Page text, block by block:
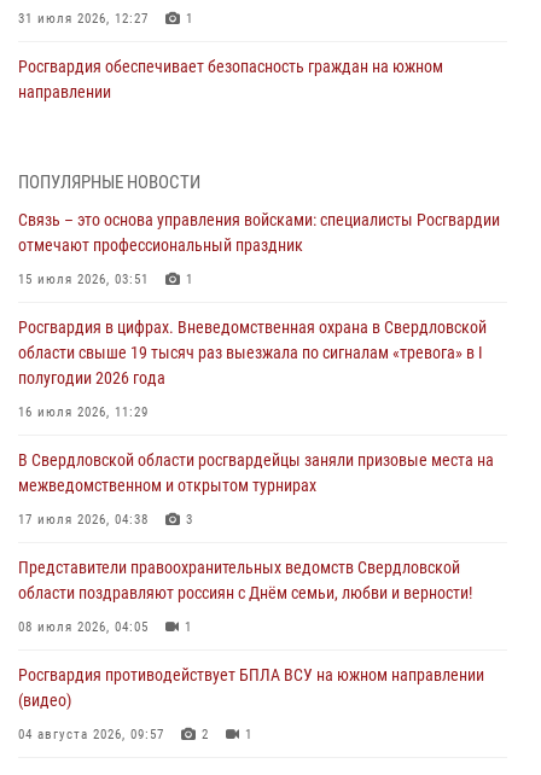
31 июля 2026, 12:27 1
Росгвардия обеспечивает безопасность граждан на южном
направлении
Представитель Управления Росгвардии по Свердловской области
«Телекон»
30 июля 2026, 11:33
спартакиады «Динамо» памяти погибшего офицера милиции
Православные священники поддержали росгвардейцев в зоне СВО
Свердловские росгвардейцы завоевали медали на окружном
чемпионате по комплексному единоборству
ПОПУЛЯРНЫЕ НОВОСТИ
Связь – это основа управления войсками: специалисты Росгвардии
отмечают профессиональный праздник
15 июля 2026, 03:51 1
Росгвардия в цифрах. Вневедомственная охрана в Свердловской
области свыше 19 тысяч раз выезжала по сигналам «тревога» в I
полугодии 2026 года
16 июля 2026, 11:29
В Свердловской области росгвардейцы заняли призовые места на
межведомственном и открытом турнирах
17 июля 2026, 04:38 3
Представители правоохранительных ведомств Свердловской
области поздравляют россиян с Днём семьи, любви и верности!
08 июля 2026, 04:05 1
Росгвардия противодействует БПЛА ВСУ на южном направлении
(видео)
04 августа 2026, 09:57 2 1